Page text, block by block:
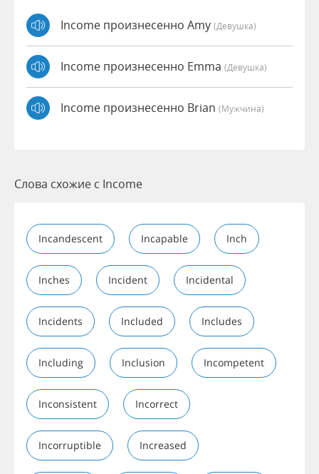
Income произнесенно Amy (девушка)
Income произнесенно Emma (девушка)
Income произнесенно Brian (мужчина)
Слова схожие с Income
Incandescent Incapable Inch
Inches Incident Incidental
Incidents Included Includes
Including Inclusion Incompetent
Inconsistent Incorrect
Incorruptible Increased